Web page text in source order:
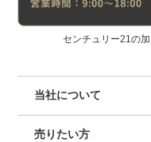
センチュリー21の
当社について
売りたい方